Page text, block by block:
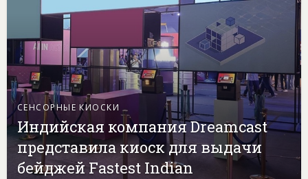
СЕНСОРНЫЕ КИОСКИ
Индийская компания Dreamcast
представила киоск для выдачи
бейджей Fastest Indian